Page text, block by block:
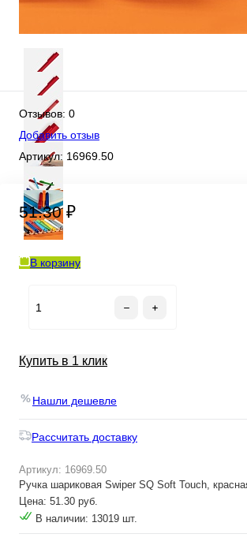
Отзывов: 0
Добавить отзыв
Артикул: 16969.50
51.30 ₽
В корзину
Купить в 1 клик
Нашли дешевле
Рассчитать доставку
Артикул: 16969.50
Ручка шариковая Swiper SQ Soft Touch,
Цена: 51.30 руб.
В наличии: 13019 шт.